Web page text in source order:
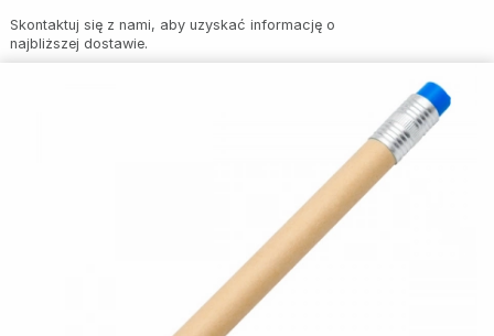
Skontaktuj się z nami, aby uzyskać informację o
najbliższej dostawie.